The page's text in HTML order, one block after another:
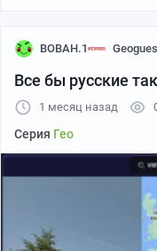
BOBAH.1
Все бы русские
1 месяц назад
Серия Гео